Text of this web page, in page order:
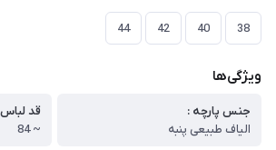
38
40
42
44
ویژگی‌ها
جنس پارچه :
الیاف طبیعی پنبه
قد
~ 84